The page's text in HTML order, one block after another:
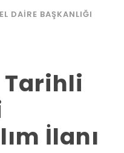
DAIRE BAŞKANLIĞI
Tarihli
İlanı